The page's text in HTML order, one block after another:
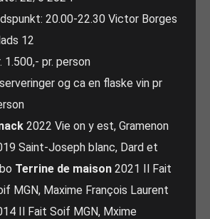
20.00-22.30 Victor Borges
12
1.500,- pr. person
og ca en flaske vin pr
2022 Vie on y est, Gramenon
Saint-Joseph blanc, Dard et
Terrine de maison 2021 Il Fait
MGN, Maxime François Laurent
Il Fait Soif MGN, Mxime